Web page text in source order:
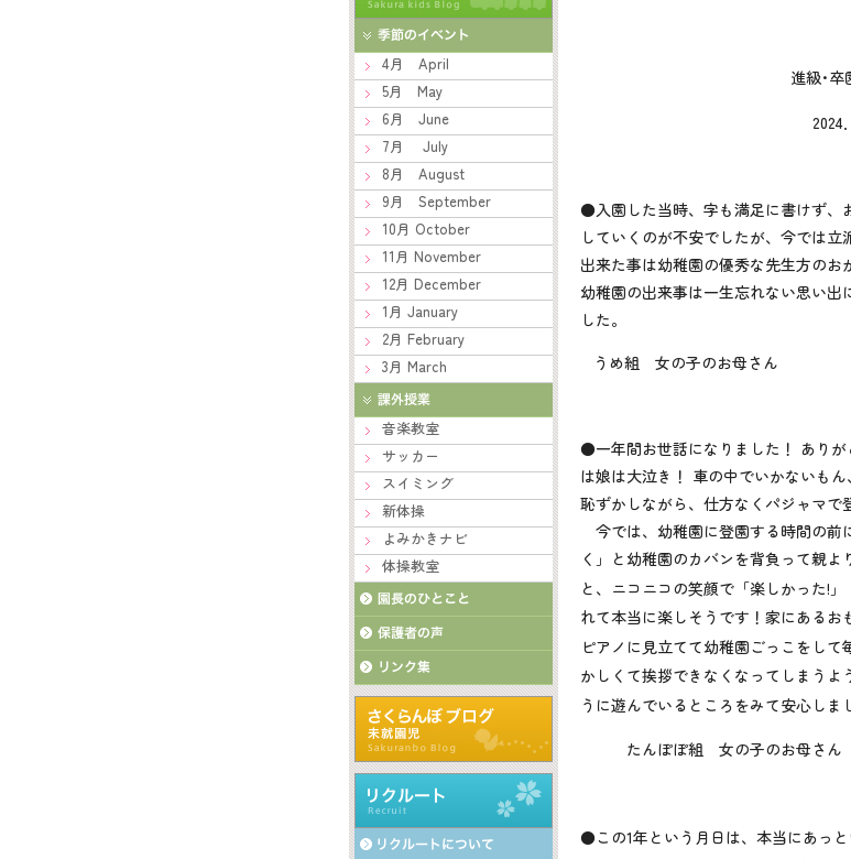
4月 April
5月 May
6月 June
7月 July
8月 August
9月 September
10月 October
11月 November
12月 December
1月 January
2月 February
3月 March
音楽教室
サッカー
スイミング
新体操
よみかきナビ
体操教室
進級･卒
2024．
●入園した当時、字も満足に書けず、
していくのが不安でしたが、今では
出来た事は幼稚園の優秀な先生方のお
幼稚園の出来事は一生忘れない思い出
した。
うめ組 女の子のお母さん
●一年間お世話になりました！ あり
は娘は大泣き！ 車の中でいかないも
恥ずかしながら、仕方なくパジャマで
今では、幼稚園に登園する時間の前
く」と幼稚園のカバンを背負って親
と、ニコニコの笑顔で「楽しかった!
れて本当に楽しそうです！家にある
ピアノに見立てて幼稚園ごっこをして
かしくて挨拶できなくなってしまう
うに遊んでいるところをみて安心しま
たんぽぽ組 女の子のお母さん
●この1年という月日は、本当にあっ